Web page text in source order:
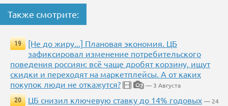
Также смотрите:
19
[Не до жиру...] Плановая экономия. ЦБ
зафиксировал изменение потребительского
поведения россиян: всё чаще дробят корзину, ищут
скидки и переходят на маркетплейсы. А от каких
покупок люди не откажутся?
7 — 3 Августа
20
ЦБ снизил ключевую ставку до 14% годовых — 24